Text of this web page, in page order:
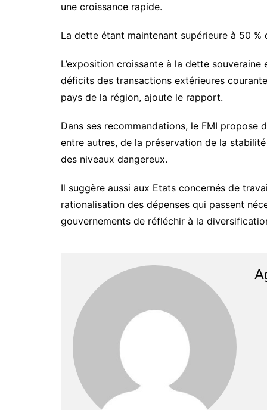
une croissance rapide.
La dette étant maintenant supérieure à 50
L’exposition croissante à la dette
déficits des transactions extérieures
pays de la région, ajoute le rapport.
Dans ses recommandations, le FMI propose
entre autres, de la préservation de la
des niveaux dangereux.
Il suggère aussi aux Etats concernés de
rationalisation des dépenses qui passent
gouvernements de réfléchir à la